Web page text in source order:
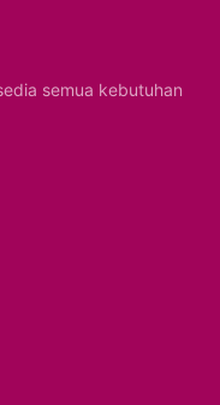
semua kebutuhan